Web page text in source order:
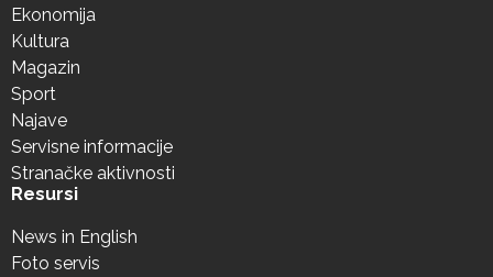
Ekonomija
Kultura
Magazin
Sport
Najave
Servisne informacije
Stranačke aktivnosti
Resursi
News in English
Foto servis